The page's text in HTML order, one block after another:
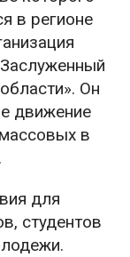
в регионе
Он
движение
в
для
студентов